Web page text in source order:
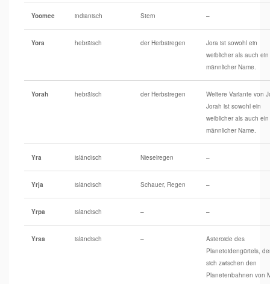
Yoomee indianisch Stern –
Yora hebräisch der Herbstregen
Jora ist sowohl ein
weiblicher als auch ein
männlicher Name.
Yorah hebräisch der Herbstregen
Weitere Variante von
Jorah ist sowohl ein
weiblicher als auch ein
männlicher Name.
Yra isländisch Nieselregen –
Yrja isländisch Schauer, Regen –
Yrpa isländisch – –
Yrsa isländisch –
Asteroide des
Planetoidengürtels,
sich zwischen den
Planetenbahnen von